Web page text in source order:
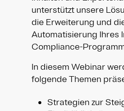
unterstützt unsere
die Erweiterung und
Automatisierung Ihres
Compliance-
In diesem Webinar
folgende Themen
Strategien zur